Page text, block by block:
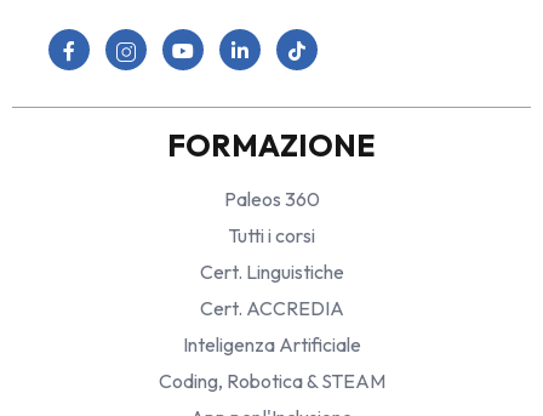
FORMAZIONE
Paleos 360
Tutti i corsi
Cert. Linguistiche
Cert. ACCREDIA
Inteligenza Artificiale
Coding, Robotica & STEAM